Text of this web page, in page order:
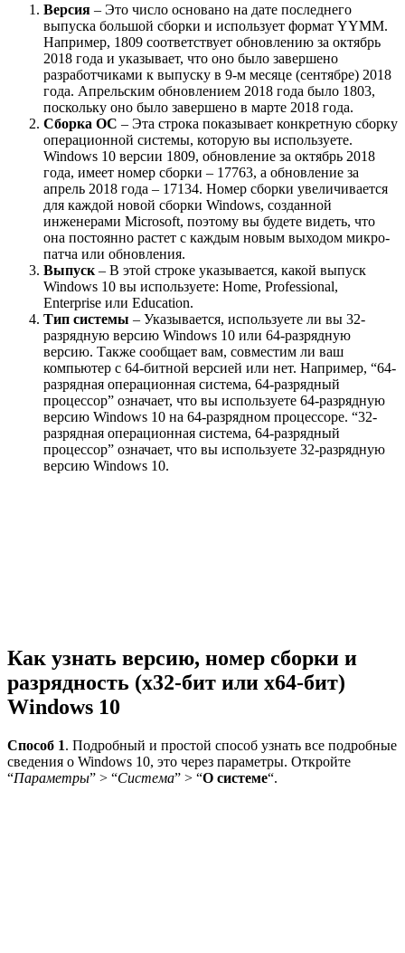
Версия – Это число основано на дате последнего
выпуска большой сборки и использует формат YYMM.
Например, 1809 соответствует обновлению за октябрь
2018 года и указывает, что оно было завершено
разработчиками к выпуску в 9-м месяце (сентябре) 2018
года. Апрельским обновлением 2018 года было 1803,
поскольку оно было завершено в марте 2018 года.
Сборка ОС – Эта строка показывает конкретную сборку
операционной системы, которую вы используете.
Windows 10 версии 1809, обновление за октябрь 2018
года, имеет номер сборки – 17763, а обновление за
апрель 2018 года – 17134. Номер сборки увеличивается
для каждой новой сборки Windows, созданной
инженерами Microsoft, поэтому вы будете видеть, что
она постоянно растет с каждым новым выходом микро-
патча или обновления.
Выпуск – В этой строке указывается, какой выпуск
Windows 10 вы используете: Home, Professional,
Enterprise или Education.
Тип системы – Указывается, используете ли вы 32-
разрядную версию Windows 10 или 64-разрядную
версию. Также сообщает вам, совместим ли ваш
компьютер с 64-битной версией или нет. Например, “64-
разрядная операционная система, 64-разрядный
процессор” означает, что вы используете 64-разрядную
версию Windows 10 на 64-разрядном процессоре. “32-
разрядная операционная система, 64-разрядный
процессор” означает, что вы используете 32-разрядную
версию Windows 10.
Как узнать версию, номер сборки и
разрядность (x32-бит или x64-бит)
Windows 10
Способ 1. Подробный и простой способ узнать все подробные
сведения о Windows 10, это через параметры. Откройте
“Параметры” > “Система” > “О системе“.